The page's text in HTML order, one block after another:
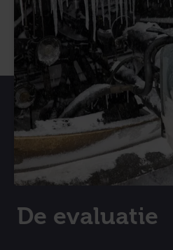
De evaluatie